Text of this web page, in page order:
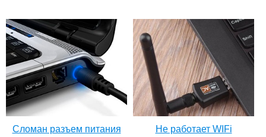
Сломан разъем питания Не работает WIFi